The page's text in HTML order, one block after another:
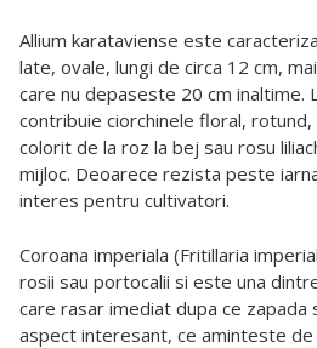
Allium karataviense este
late, ovale, lungi de circa 12 cm,
care nu depaseste 20 cm inaltime.
contribuie ciorchinele floral, rotund,
colorit de la roz la bej sau rosu
mijloc. Deoarece rezista peste
interes pentru cultivatori.
Coroana imperiala (Fritillaria
rosii sau portocalii si este una
care rasar imediat dupa ce
aspect interesant, ce aminteste de